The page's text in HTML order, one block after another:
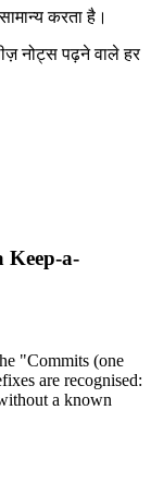
करता है।
नोट्स पढ़ने वाले हर
Keep-a-
"Commits (one
are recognised:
a known